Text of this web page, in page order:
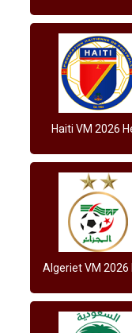
Haiti VM 2026
Algeriet VM 2026